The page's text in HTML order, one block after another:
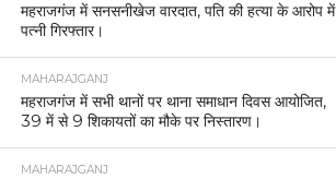
महराजगंज में सनसनीखेज वारदात, पति की हत्या के आरोप में
पत्नी गिरफ्तार।
MAHARAJGANJ
महराजगंज में सभी थानों पर थाना समाधान दिवस आयोजित,
39 में से 9 शिकायतों का मौके पर निस्तारण।
MAHARAJGANJ